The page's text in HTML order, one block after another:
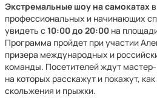
Экстремальные шоу на самокатах
профессиональных и начинающих
увидеть с10:00 до 20:00 на
Программа пройдет при участии
призера международных и
команды. Посетителей ждут
на которых расскажут и покажут,
скольжения и прыжки.